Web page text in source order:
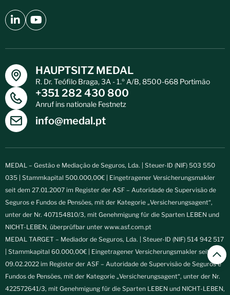
HAUPTSITZ MEDAL
R. Dr. Teófilo Braga, 3A - 1.º A/B, 8500-668 Portimão
+351 282 430 800
Anruf ins nationale Festnetz
info@medal.pt
MEDAL – Gestão e Mediação de Seguros, Lda. | Steuer-ID (NIF) 503 550
035 | Stammkapital 500.000,00€ | Eingetragener Versicherungsmakler
seit dem 27.01.2007 im Register der ASF – Autoridade de Supervisão de
Seguros e Fundos de Pensões, mit der Kategorie „Versicherungsagent“,
unter der Nr. 407154810/3, mit Genehmigung für die Sparten LEBEN und
NICHT-LEBEN, überprüfbar unter www.asf.com.pt
MEDAL TARGET – Mediador de Seguros, Lda. | Steuer-ID (NIF) 514 942 517
| Stammkapital 60.000,00€ | Eingetragener Versicherungsmakler seit dem
09.02.2022 im Register der ASF – Autoridade de Supervisão de Seguros e
Fundos de Pensões, mit der Kategorie „Versicherungsagent“, unter der Nr.
422572641/3, mit Genehmigung für die Sparten LEBEN und NICHT-LEBEN,